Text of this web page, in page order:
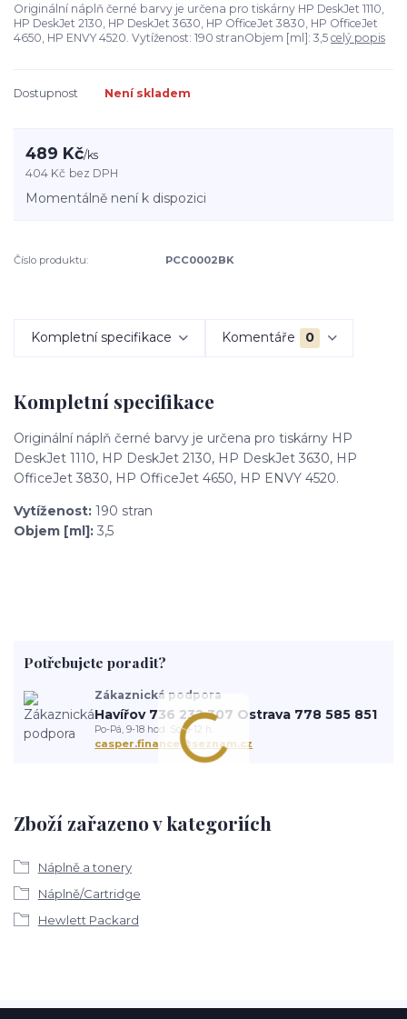
Originální náplň černé barvy je určena pro tiskárny HP DeskJet 1110,
HP DeskJet 2130, HP DeskJet 3630, HP OfficeJet 3830, HP OfficeJet
4650, HP ENVY 4520. Vytíženost: 190 stranObjem [ml]: 3,5 celý popis
Dostupnost Není skladem
489 Kč/ks
404 Kč bez DPH
Momentálně není k dispozici
Číslo produktu: PCC0002BK
Kompletní specifikace Komentáře 0
Kompletní specifikace
Originální náplň černé barvy je určena pro tiskárny HP
DeskJet 1110, HP DeskJet 2130, HP DeskJet 3630, HP
OfficeJet 3830, HP OfficeJet 4650, HP ENVY 4520.
Vytíženost: 190 stran
Objem [ml]: 3,5
Zboží zařazeno v kategoriích
Náplně a tonery
Náplně/Cartridge
Hewlett Packard
Potřebujete poradit?
Zákaznická podpora
Havířov 736 232 307 Ostrava 778 585 851
Po-Pá, 9-18 hod. So 9-12 h.
casper.finance@seznam.cz